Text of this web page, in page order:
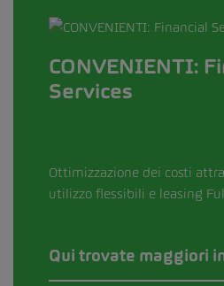
CONVENIENTI:
Services
Ottimizzazione dei costi
utilizzo flessibili e leasing
Qui trovate maggiori